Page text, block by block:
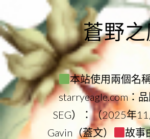
to
content
蒼野之
本站使用兩個名
starryeagle.com：
SEG）：（2025年11
Gavin（蓋文）
故事